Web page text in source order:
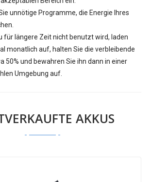
unnötige Programme, die Energie Ihres
für längere Zeit nicht benutzt wird, laden
monatlich auf, halten Sie die verbleibende
50% und bewahren Sie ihn dann in einer
Umgebung auf.
AKKUS